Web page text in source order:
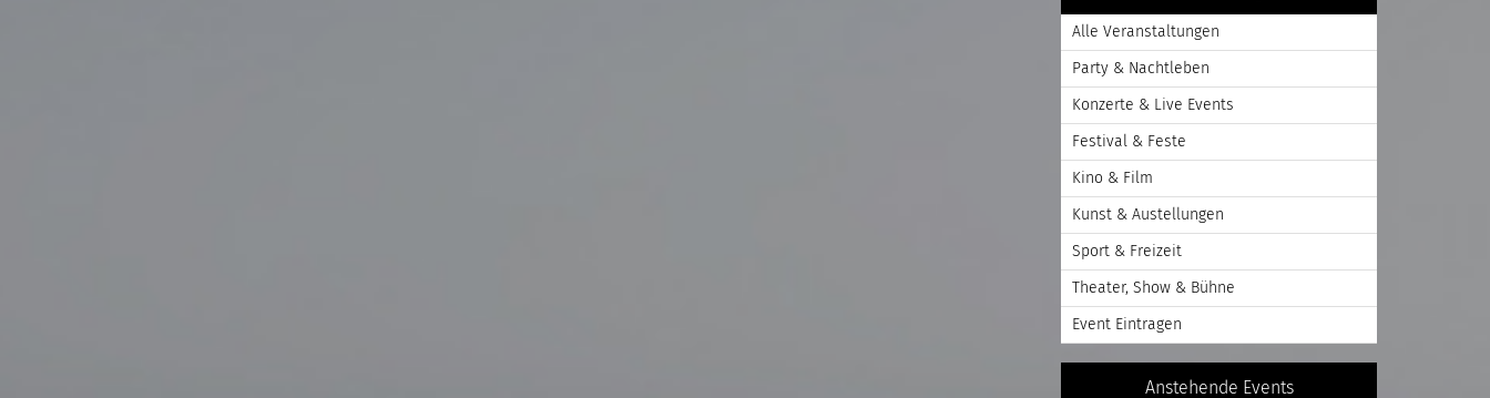
Alle Veranstaltungen
Party & Nachtleben
Konzerte & Live Events
Festival & Feste
Kino & Film
Kunst & Austellungen
Sport & Freizeit
Theater, Show & Bühne
Event Eintragen
Anstehende Events